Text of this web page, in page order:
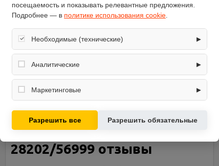
Отзывы(0)
Характеристики
Бренд
Intex
модель
Бассейн Intex Metal Frame
28202/56999 отзывы
посещаемость и показывать релевантные предложения.
Подробнее — в политике использования cookie
Необходимые (технические) ▶
Обеспечивают корректную работу сайта: оформление
заказа, корзина, вход в личный кабинет. Без них основные
Аналитические ▶
Собирают обезличенную информацию о посещениях и
использовании сайта (например, счётчики аналитики),
Маркетинговые ▶
предложений на основе ваших интересов.
Разрешить все Разрешить обязательные